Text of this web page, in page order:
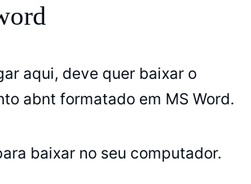
aqui, deve quer baixar o
abnt formatado em MS Word.
baixar no seu computador.